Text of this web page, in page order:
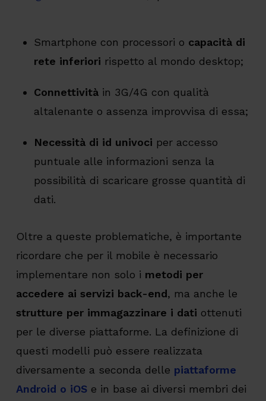
Smartphone con processori o capacità di
rete inferiori rispetto al mondo desktop;
Connettivitàin 3G/4G con qualità
altalenante o assenza improvvisa di essa;
Necessità di id univoci per accesso
puntuale alle informazioni senza la
possibilità di scaricare grosse quantità di
dati.
Oltre a queste problematiche, è importante
ricordare che per il mobile è necessario
implementare non solo i metodi per
accedere ai servizi back-end, ma anche le
strutture per immagazzinare i dati ottenuti
per le diverse piattaforme. La definizione di
questi modelli può essere realizzata
diversamente a seconda delle piattaforme
Android o iOSe in base ai diversi membri dei